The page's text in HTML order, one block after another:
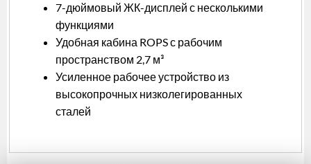
7-дюймовый ЖК-дисплей с несколькими
функциями
Удобная кабина ROPS с рабочим
пространством 2,7 м³
Усиленное рабочее устройство из
высокопрочных низколегированных
сталей